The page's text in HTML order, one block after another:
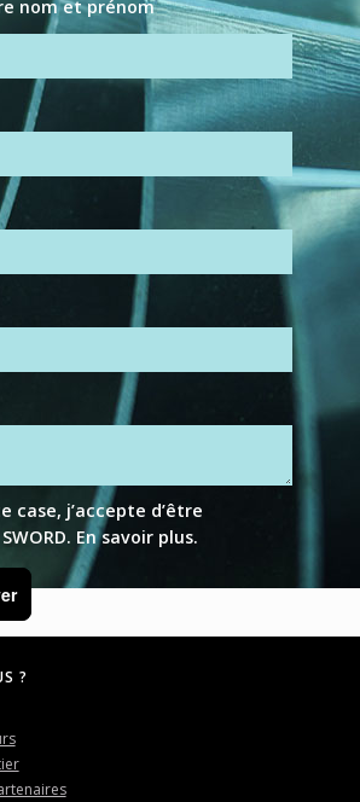
nom et prénom
case, j’accepte d’être
En savoir plus.
?